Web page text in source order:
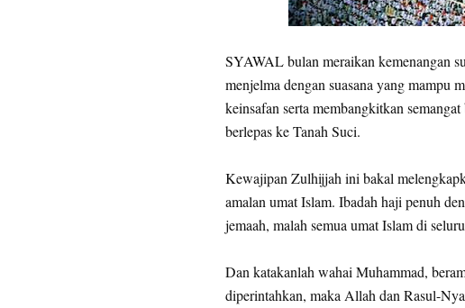
SYAWAL bulan meraikan kemenangan
menjelma dengan suasana yang mampu
keinsafan serta membangkitkan
berlepas ke Tanah Suci.
Kewajipan Zulhijjah ini bakal
amalan umat Islam. Ibadah haji penuh
jemaah, malah semua umat Islam di
Dan katakanlah wahai Muhammad,
diperintahkan, maka Allah dan Rasul-